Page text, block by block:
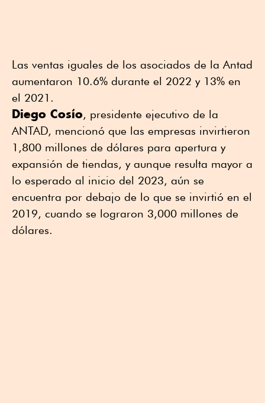
Las ventas iguales de los asociados de la Antad
aumentaron 10.6% durante el 2022 y 13% en
el 2021.
Diego Cosío, presidente ejecutivo de la
ANTAD, mencionó que las empresas invirtieron
1,800 millones de dólares para apertura y
expansión de tiendas, y aunque resulta mayor a
lo esperado al inicio del 2023, aún se
encuentra por debajo de lo que se invirtió en el
2019, cuando se lograron 3,000 millones de
dólares.